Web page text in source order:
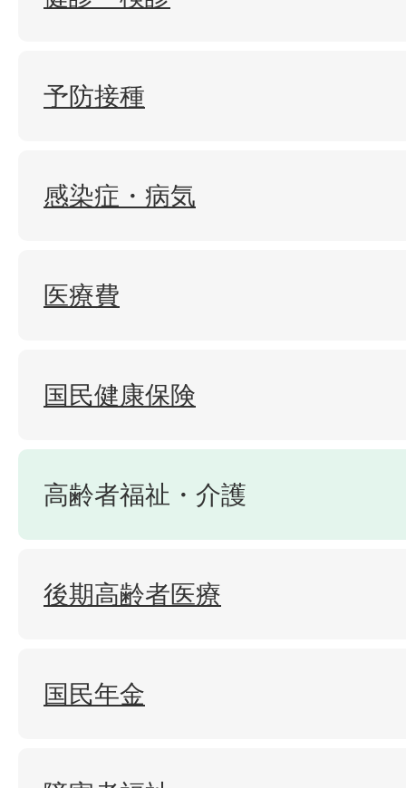
予防接種
感染症・病気
医療費
国民健康保険
高齢者福祉・介護
後期高齢者医療
国民年金